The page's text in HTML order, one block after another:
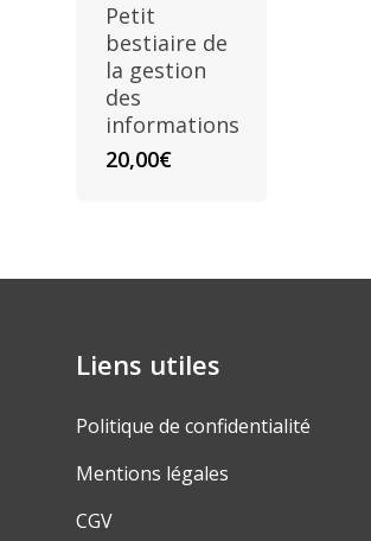
Petit
bestiaire de
la gestion
des
informations
20,00€
Liens utiles
Politique de confidentialité
Mentions légales
CGV